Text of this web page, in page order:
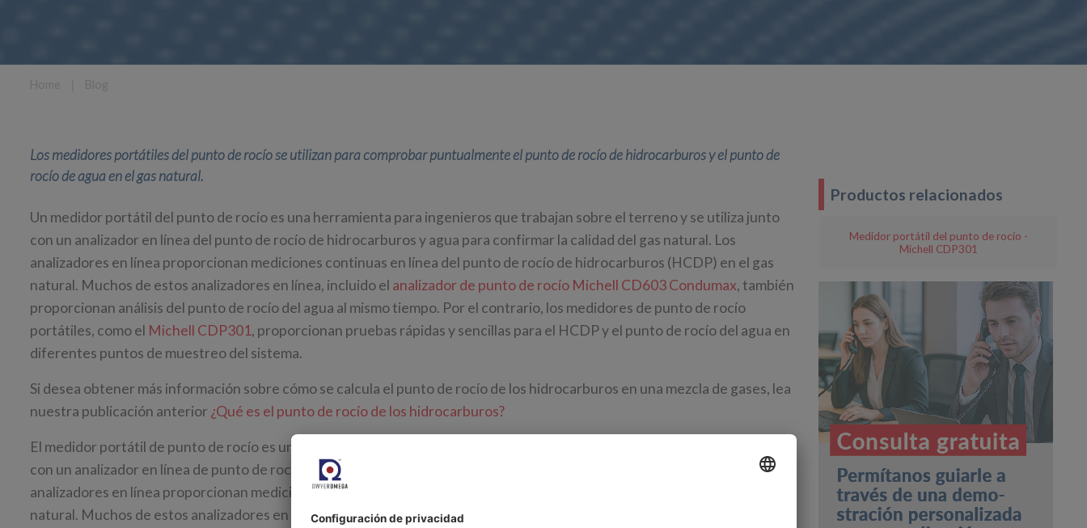
Los medidores portátiles del punto de rocío se utilizan para comprobar puntualmente el punto de rocío de hidrocarburos y el punto de
rocío de agua en el gas natural.
Un medidor portátil del punto de rocío es una herramienta para ingenieros que trabajan sobre el terreno y se utiliza junto
con un analizador en línea del punto de rocío de hidrocarburos y agua para confirmar la calidad del gas natural. Los
analizadores en línea proporcionan mediciones continuas en línea del punto de rocío de hidrocarburos (HCDP) en el gas
natural. Muchos de estos analizadores en línea, incluido el analizador de punto de rocío Michell CD603 Condumax, también
proporcionan análisis del punto de rocío del agua al mismo tiempo. Por el contrario, los medidores de punto de rocío
portátiles, como el Michell CDP301, proporcionan pruebas rápidas y sencillas para el HCDP y el punto de rocío del agua en
diferentes puntos de muestreo del sistema.
Si desea obtener más información sobre cómo se calcula el punto de rocío de los hidrocarburos en una mezcla de gases, lea
nuestra publicación anterior ¿Qué es el punto de rocío de los hidrocarburos?
El medidor portátil de punto de rocío es una herramienta para ingenieros que trabajan sobre el terreno y se utilizará junto
con un analizador en línea de punto de rocío de hidrocarburos y agua para confirmar la calidad del gas natural. Los
analizadores en línea proporcionan mediciones continuas en línea del punto de rocío de hidrocarburos (HCDP) en el gas
natural. Muchos de estos analizadores en línea, incluido elanalizador de punto de rocío Michell CD603 Condumax
Productos relacionados
Medidor portátil del punto de rocío -
Michell CDP301